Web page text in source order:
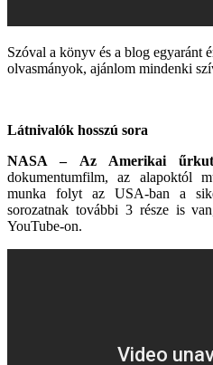
Szóval a könyv és a blog egyaránt
olvasmányok, ajánlom mindenki
Látnivalók hosszú sora
NASA – Az Amerikai
dokumentumfilm, az alapoktól
munka folyt az USA-ban a
sorozatnak további 3 része is
YouTube-on.